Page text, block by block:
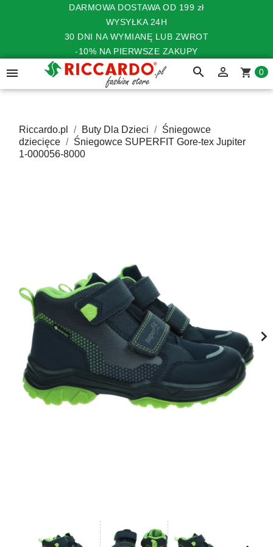
DARMOWA DOSTAWA OD 199 zł
WYSYŁKA 24H
30 DNI NA WYMIANĘ LUB ZWROT
-10% NA PIERWSZE ZAKUPY
 search  shopping_cart 0
Riccardo.pl Buty Dla Dzieci
Śniegowce
dziecięce
Śniegowce SUPERFIT Gore-tex Jupiter
1-000056-8000
